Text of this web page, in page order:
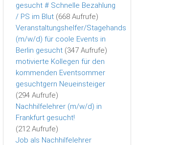
gesucht # Schnelle Bezahlung
/ PS im Blut(668 Aufrufe)
Veranstaltungshelfer/Stagehands
(m/w/d) für coole Events in
Berlin gesucht(347 Aufrufe)
motivierte Kollegen für den
kommenden Eventsommer
gesuchtgern Neueinsteiger
(294 Aufrufe)
Nachhilfelehrer (m/w/d) in
Frankfurt gesucht!
(212 Aufrufe)
Job als Nachhilfelehrer